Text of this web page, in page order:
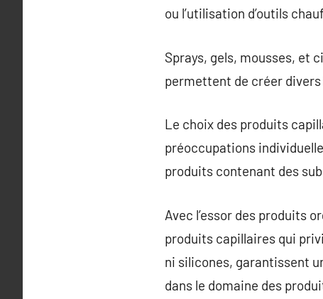
ou l’utilisation d’outils
Sprays, gels, mousses, et
permettent de créer
Le choix des produits
préoccupations
produits contenant des
Avec l’essor des produits
produits capillaires qui
ni silicones, garantissent
dans le domaine des